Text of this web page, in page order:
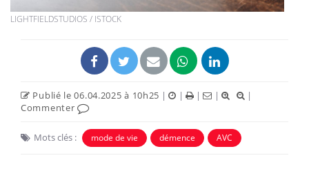
LIGHTFIELDSTUDIOS / ISTOCK
Publié le 06.04.2025 à 10h25 | | | |
|
Commenter
Mots clés : mode de vie démence AVC